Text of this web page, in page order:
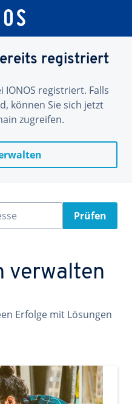
registriert
registriert. Falls
können Sie sich jetzt
zugreifen.
Prüfen
verwalten
Erfolge mit Lösungen